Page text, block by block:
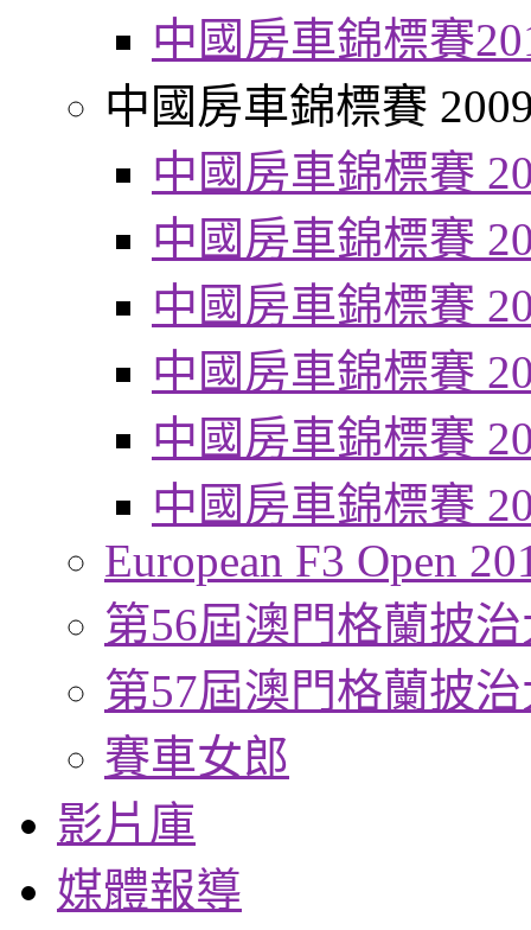
中國房車錦標賽
中國房車錦標賽
中國房車錦標賽
中國房車錦標賽
中國房車錦標賽
中國房車錦標賽
中國房車錦標賽
中國房車錦標賽
European F3 Open
第56屆澳門格蘭披
第57屆澳門格蘭披
賽車女郎
影片庫
媒體報導